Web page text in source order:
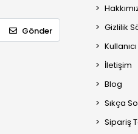
Gönder
Gizlilik
İletişim
Blog
Sıkça
Sipariş